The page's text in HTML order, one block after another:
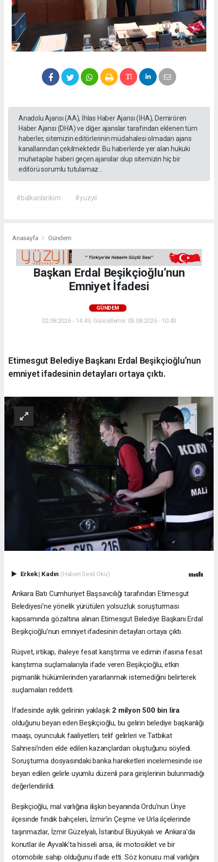
Anadolu Ajansı (AA), İhlas Haber Ajansı (İHA), Demirören
Haber Ajansı (DHA) ve diğer ajanslar tarafından eklenen tüm
haberler, sitemizin editörlerinin müdahalesi olmadan ajans
kanallarından çekilmektedir. Bu haberlerde yer alan hukuki
muhataplar haberi geçen ajanslar olup sitemizin hiç bir
editörü sorumlu tutulamaz...
#balkanbirikim #yuzyıl
Anasayfa Gündem
Başkan Erdal Beşikçioğlu’nun
Emniyet İfadesi
GÜNDEM
02.08.2026 - 14:49, Güncelleme: 03.08.2026 - 10:43
Etimesgut Belediye Başkanı Erdal Beşikçioğlu’nun
emniyet ifadesinin detayları ortaya çıktı.
Erkek| Kadın (Haberi Sesli Oku)
Ankara Batı Cumhuriyet Başsavcılığı tarafından Etimesgut
Belediyesi’ne yönelik yürütülen yolsuzluk soruşturması
kapsamında gözaltına alınan Etimesgut Belediye Başkanı Erdal
Beşikçioğlu’nun emniyet ifadesinin detayları ortaya çıktı.
Rüşvet, irtikap, ihaleye fesat karıştırma ve edimin ifasına fesat
karıştırma suçlamalarıyla ifade veren Beşikçioğlu, etkin
pişmanlık hükümlerinden yararlanmak istemediğini belirterek
suçlamaları reddetti.
İfadesinde aylık gelirinin yaklaşık 2 milyon 500 bin lira
olduğunu beyan eden Beşikçioğlu, bu gelirin belediye başkanlığı
maaşı, oyunculuk faaliyetleri, telif gelirleri ve Tatbikat
Sahnesi’nden elde edilen kazançlardan oluştuğunu söyledi.
Soruşturma dosyasındaki banka hareketleri incelemesinde ise
beyan edilen gelirle uyumlu düzenli para girişlerinin bulunmadığı
değerlendirildi.
Beşikçioğlu, mal varlığına ilişkin beyanında Ordu’nun Ünye
ilçesinde fındık bahçeleri, İzmir’in Çeşme ve Urla ilçelerinde
taşınmazlar, İzmir Güzelyalı, İstanbul Büyükyalı ve Ankara’da
konutlar ile Ayvalık’ta hisseli arsa, iki motosiklet ve bir
otomobile sahip olduğunu ifade etti. Söz konusu mal varlığını